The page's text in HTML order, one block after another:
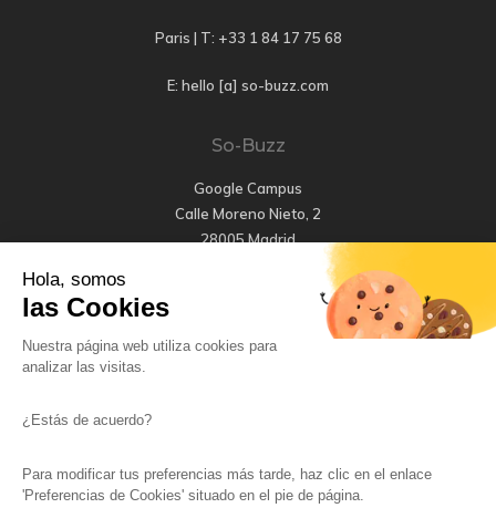
Hola, somos
las Cookies
Nuestra página web utiliza cookies para
analizar las visitas.
¿Estás de acuerdo?
Para modificar tus preferencias más tarde, haz clic en el enlace
'Preferencias de Cookies' situado en el pie de página.
Paris | T: +33 1 84 17 75 68
E: hello [a] so-buzz.com
So-Buzz
Google Campus
Calle Moreno Nieto, 2
28005 Madrid
E: hola [a] so-buzz.com
Paris